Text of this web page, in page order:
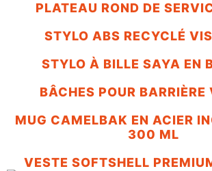
PLATEAU ROND DE
STYLO ABS RECYCLÉ
STYLO À BILLE SAYA EN
BÂCHES POUR BARRIÈRE
MUG CAMELBAK EN ACIER
300 ML
VESTE SOFTSHELL